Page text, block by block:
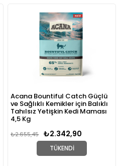
TÜKENDI
Acana Bountiful Catch Güçlü
ve Sağlıklı Kemikler için Balıklı
Tahılsız Yetişkin Kedi Maması
4,5 Kg
₺2.342,90
₺2.655,45